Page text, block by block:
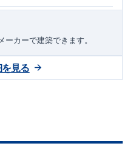
カーで建築できます。
見る